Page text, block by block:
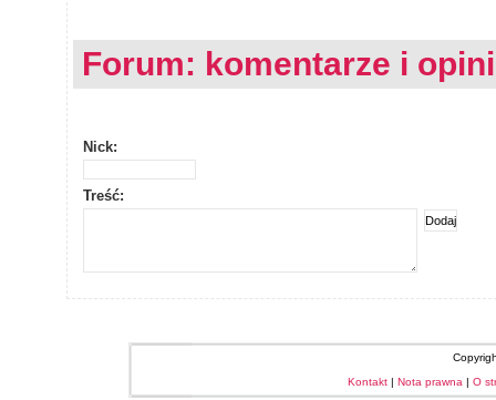
Forum: komentarze i
Nick:
Treść:
Kontakt | Nota prawna | O